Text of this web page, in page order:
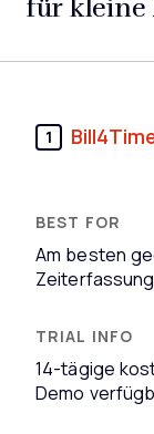
1
Am besten
14-tägige
Demo